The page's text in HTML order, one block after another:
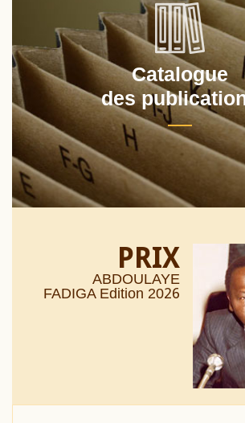
Catalogue
des
PRIX
ABDOULAYE
FADIGA Edition 2026